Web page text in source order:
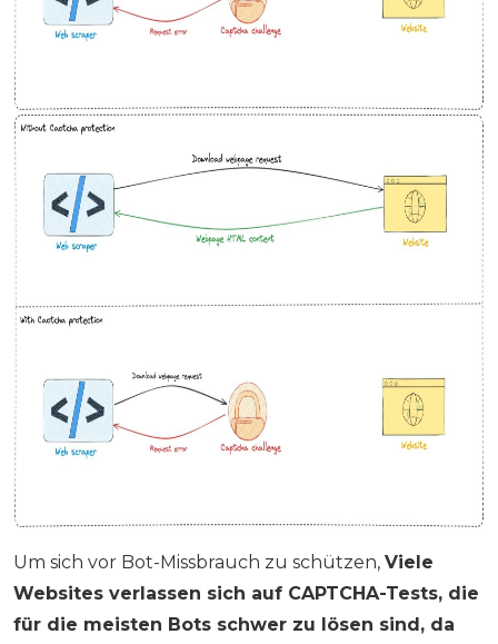
Um sich vor Bot-Missbrauch zu schützen, Viele
Websites verlassen sich auf CAPTCHA-Tests, die
für die meisten Bots schwer zu lösen sind, da